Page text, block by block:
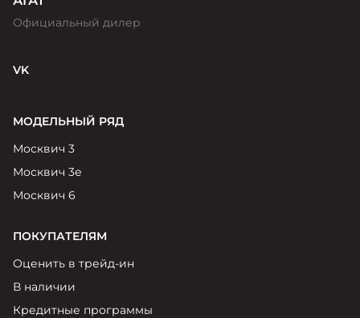
Официальный дилер
VK
МОДЕЛЬНЫЙ РЯД
Москвич 3
Москвич 3е
Москвич 6
ПОКУПАТЕЛЯМ
Оценить в трейд-ин
В наличии
Кредитные программы